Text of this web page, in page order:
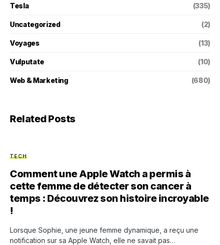
Tesla (335)
Uncategorized (2)
Voyages (13)
Vulputate (10)
Web & Marketing (680)
Related Posts
TECH
Comment une Apple Watch a permis à
cette femme de détecter son cancer à
temps : Découvrez son histoire incroyable
!
Lorsque Sophie, une jeune femme dynamique, a reçu une
notification sur sa Apple Watch, elle ne savait pas…